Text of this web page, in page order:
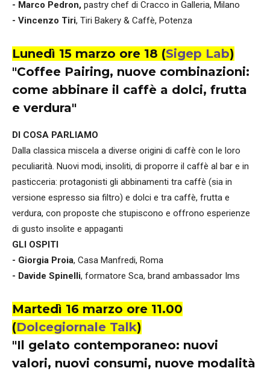
- Marco Pedron, pastry chef di Cracco in Galleria, Milano
- Vincenzo Tiri, Tiri Bakery & Caffè, Potenza
Lunedì 15 marzo ore 18 (Sigep Lab)
"Coffee Pairing, nuove combinazioni:
come abbinare il caffè a dolci, frutta
e verdura"
DI COSA PARLIAMO
Dalla classica miscela a diverse origini di caffè con le loro
peculiarità. Nuovi modi, insoliti, di proporre il caffè al bar e in
pasticceria: protagonisti gli abbinamenti tra caffè (sia in
versione espresso sia filtro) e dolci e tra caffè, frutta e
verdura, con proposte che stupiscono e offrono esperienze
di gusto insolite e appaganti
GLI OSPITI
- Giorgia Proia, Casa Manfredi, Roma
- Davide Spinelli, formatore Sca, brand ambassador Ims
Martedì 16 marzo ore 11.00
(Dolcegiornale Talk)
"Il gelato contemporaneo: nuovi
valori, nuovi consumi, nuove modalità